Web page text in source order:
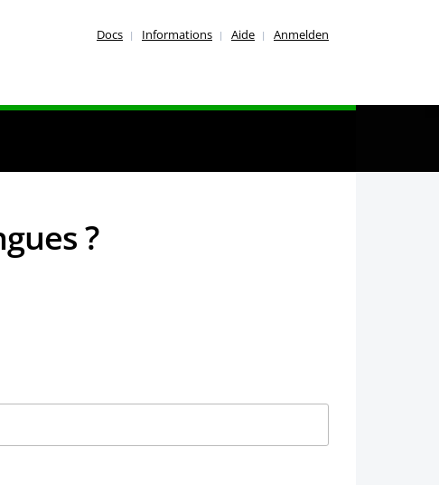
Docs Informations Aide Anmelden
?